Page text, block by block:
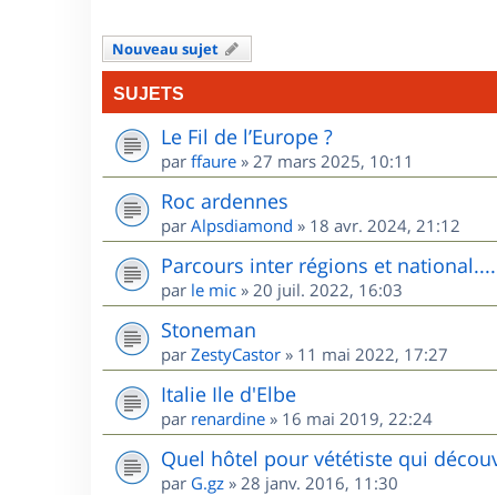
Nouveau sujet
SUJETS
Le Fil de l’Europe ?
par ffaure » 27 mars 2025, 10:11
Roc ardennes
par Alpsdiamond » 18 avr. 2024, 21:12
Parcours inter régions et national....
par le mic » 20 juil. 2022, 16:03
Stoneman
par ZestyCastor » 11 mai 2022, 17:27
Italie Ile d'Elbe
par renardine » 16 mai 2019, 22:24
Quel hôtel pour vététiste qui
par G.gz » 28 janv. 2016, 11:30